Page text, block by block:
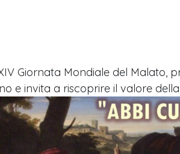
Giornata Mondiale del Malato,
e invita a riscoprire il valore